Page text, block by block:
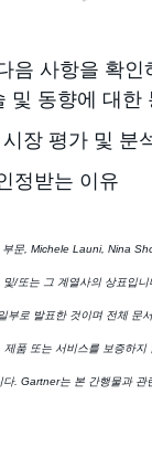
음 사항을 확인
및 동향에 대한
장 평가 및 분
정받는 이유
문, Michele Launi, Nina
/또는 그 계열사의 상표입니
부로 발표한 것이며 전체
품 또는 서비스를 보증하
. Gartner는 본 간행물과